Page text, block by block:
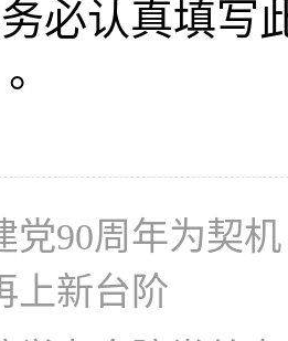
必认真填写
党90周年为契
上新台阶